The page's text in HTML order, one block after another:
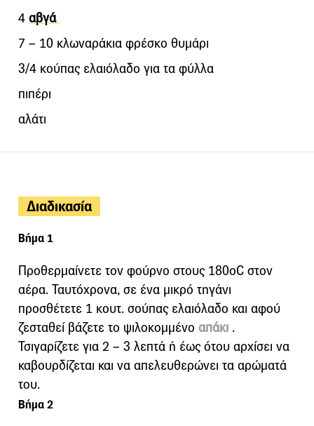
4 αβγά
7 – 10 κλωναράκια φρέσκο θυμάρι
3/4 κούπας ελαιόλαδο για τα φύλλα
πιπέρι
αλάτι
Διαδικασία
Βήμα 1
Προθερμαίνετε τον φούρνο στους 180οC στον
αέρα. Ταυτόχρονα, σε ένα μικρό τηγάνι
προσθέτετε 1 κουτ. σούπας ελαιόλαδο και αφού
ζεσταθεί βάζετε το ψιλοκομμένο απάκι .
Τσιγαρίζετε για 2 – 3 λεπτά ή έως ότου αρχίσει να
καβουρδίζεται και να απελευθερώνει τα αρώματά
του.
Βήμα 2